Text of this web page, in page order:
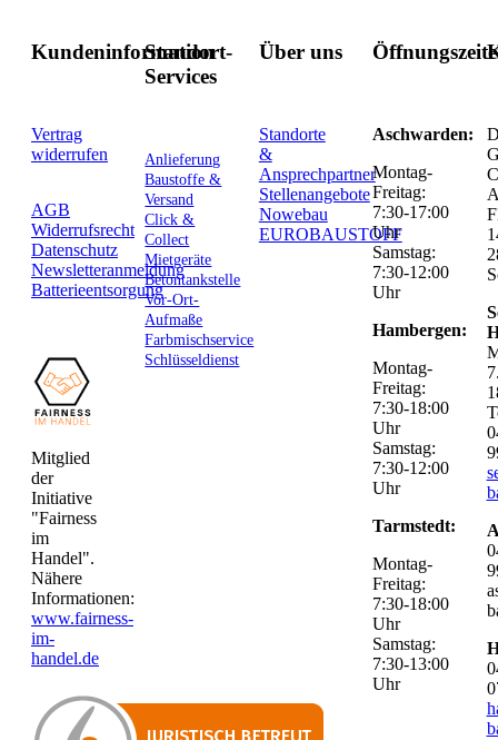
Kundeninformation
Vertrag
widerrufen
AGB
Widerrufsrecht
Datenschutz
Newsletteranmeldung
Batterieentsorgung
Mitglied
der
Initiative
"Fairness
im
Handel".
Nähere
Informationen:
www.fairness-
im-
handel.de
Standort-
Services
Anlieferung
Baustoffe &
Versand
Click &
Collect
Mietgeräte
Betontankstelle
Vor-Ort-
Aufmaße
Farbmischservice
Schlüsseldienst
Über uns
Standorte
&
Ansprechpartner
Stellenangebote
Nowebau
EUROBAUSTOFF
Aschwarden:
Montag-
Freitag:
7:30-17:00
Uhr
Samstag:
7:30-12:00
Uhr
Hambergen:
Montag-
Freitag:
7:30-18:00
Uhr
Samstag:
7:30-12:00
Uhr
Tarmstedt:
Montag-
Freitag:
7:30-18:00
Uhr
Samstag:
7:30-13:00
Uhr